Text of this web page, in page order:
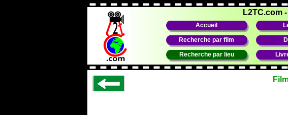
L2TC.com -
Accueil
Recherche par film
Recherche par lieu